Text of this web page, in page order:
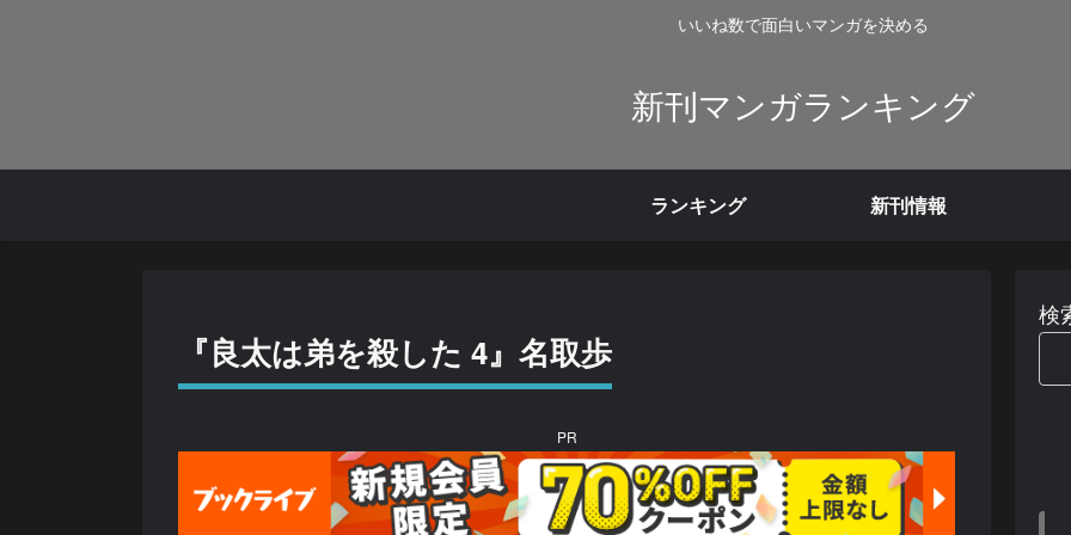
いいね数で面白いマンガを決める
新刊マンガランキング
ランキング 新刊情報
『良太は弟を殺した 4』名取歩
PR
検